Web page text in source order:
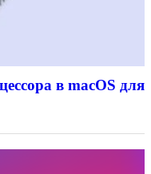
в macOS для